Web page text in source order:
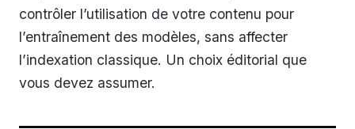
contrôler l’utilisation de votre contenu pour
l’entraînement des modèles, sans affecter
l’indexation classique. Un choix éditorial que
vous devez assumer.